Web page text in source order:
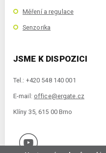
Měření a regulace
Senzorika
JSME K DISPOZICI
Tel.: +420 548 140 001
E-mail: office@ergate.cz
Klíny 35, 615 00 Brno